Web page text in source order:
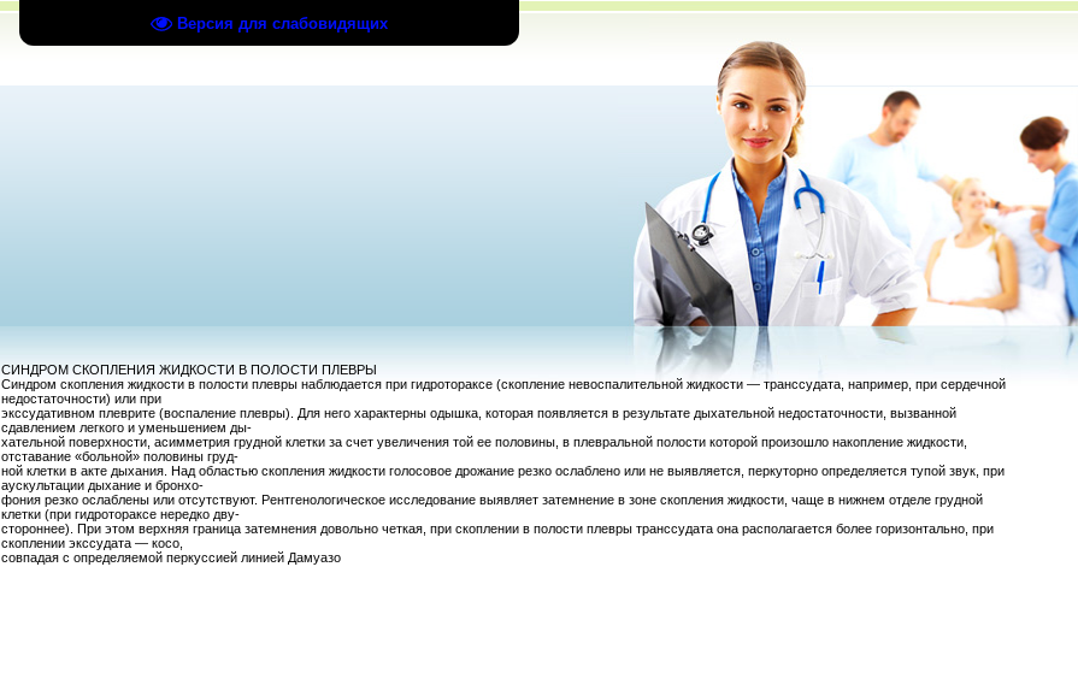
Версия для слабовидящих
СИНДРОМ СКОПЛЕНИЯ ЖИДКОСТИ В ПОЛОСТИ ПЛЕВРЫ
Синдром скопления жидкости в полости плевры наблюдается при гидротораксе (скопление невоспалительной жидкости — транссудата, например, при сердечной
недостаточности) или при
экссудативном плеврите (воспаление плевры). Для него характерны одышка, которая появляется в результате дыхательной недостаточности, вызванной
сдавлением легкого и уменьшением ды-
хательной поверхности, асимметрия грудной клетки за счет увеличения той ее половины, в плевральной полости которой произошло накопление жидкости,
отставание «больной» половины груд-
ной клетки в акте дыхания. Над областью скопления жидкости голосовое дрожание резко ослаблено или не выявляется, перкуторно определяется тупой звук, при
аускультации дыхание и бронхо-
фония резко ослаблены или отсутствуют. Рентгенологическое исследование выявляет затемнение в зоне скопления жидкости, чаще в нижнем отделе грудной
клетки (при гидротораксе нередко дву-
стороннее). При этом верхняя граница затемнения довольно четкая, при скоплении в полости плевры транссудата она располагается более горизонтально, при
скоплении экссудата — косо,
совпадая с определяемой перкуссией линией Дамуазо